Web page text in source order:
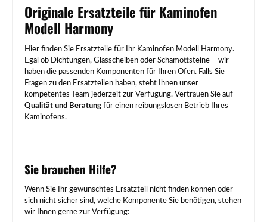
Originale Ersatzteile für Kaminofen
Modell Harmony
Hier finden Sie Ersatzteile für Ihr Kaminofen Modell Harmony.
Egal ob Dichtungen, Glasscheiben oder Schamottsteine – wir
haben die passenden Komponenten für Ihren Ofen. Falls Sie
Fragen zu den Ersatzteilen haben, steht Ihnen unser
kompetentes Team jederzeit zur Verfügung. Vertrauen Sie auf
Qualität und Beratung für einen reibungslosen Betrieb Ihres
Kaminofens.
Sie brauchen Hilfe?
Wenn Sie Ihr gewünschtes Ersatzteil nicht finden können oder
sich nicht sicher sind, welche Komponente Sie benötigen, stehen
wir Ihnen gerne zur Verfügung: